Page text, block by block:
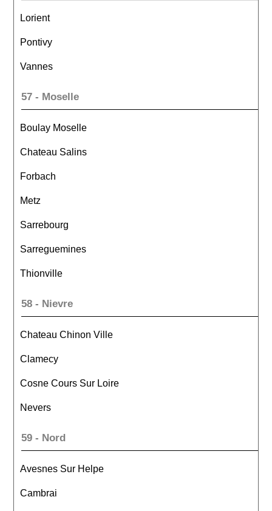
Lorient
Pontivy
Vannes
57 - Moselle
Boulay Moselle
Chateau Salins
Forbach
Metz
Sarrebourg
Sarreguemines
Thionville
58 - Nievre
Chateau Chinon Ville
Clamecy
Cosne Cours Sur Loire
Nevers
59 - Nord
Avesnes Sur Helpe
Cambrai